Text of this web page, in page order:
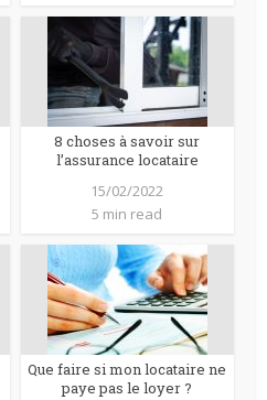
8 choses à savoir sur
l’assurance locataire
15/02/2022
5 min read
Que faire si mon locataire ne
paye pas le loyer ?